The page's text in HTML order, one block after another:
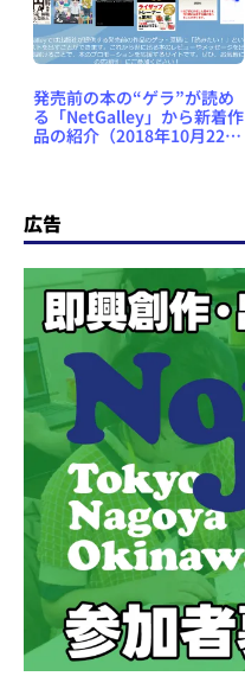
発売前の本の“ゲラ”が読め
る「NetGalley」から新着作
品の紹介（2018年10月22日
広告